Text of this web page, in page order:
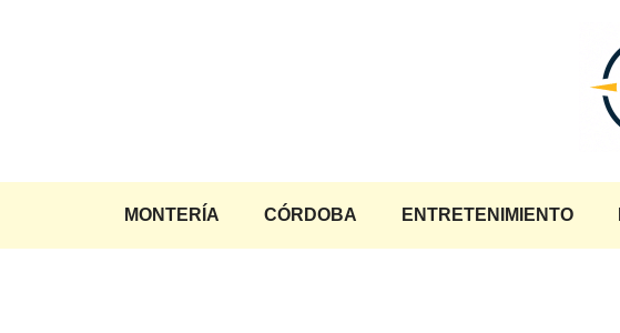
MONTERÍA CÓRDOBA ENTRETENIMIENTO